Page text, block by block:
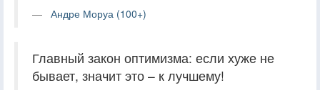
Андре Моруа (100+)
Главный закон оптимизма: если хуже не
бывает, значит это – к лучшему!